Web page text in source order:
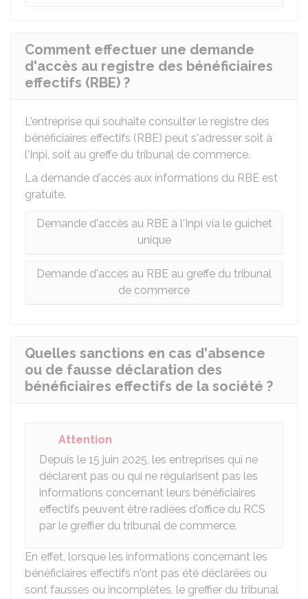
Comment effectuer une demande
d'accès au registre des bénéficiaires
effectifs (RBE) ?
L'entreprise qui souhaite consulter le registre des
bénéficiaires effectifs (RBE) peut s'adresser soit à
l'Inpi, soit au greffe du tribunal de commerce.
La demande d'accès aux informations du RBE est
gratuite.
Demande d'accès au RBE à l'Inpi via le guichet
unique
Demande d'accès au RBE au greffe du tribunal
de commerce
Quelles sanctions en cas d'absence
ou de fausse déclaration des
bénéficiaires effectifs de la société ?
Attention
Depuis le 15 juin 2025, les entreprises qui ne
déclarent pas ou qui ne régularisent pas les
informations concernant leurs bénéficiaires
effectifs peuvent être radiées d'office du RCS
par le greffier du tribunal de commerce.
En effet, lorsque les informations concernant les
bénéficiaires effectifs n'ont pas été déclarées ou
sont fausses ou incomplètes, le greffier du tribunal